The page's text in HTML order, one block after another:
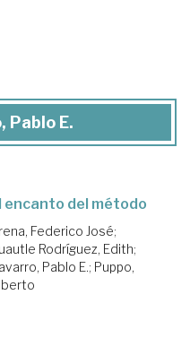
Pablo E.
encanto del método
Federico José;
Rodríguez, Edith;
Pablo E.; Puppo,